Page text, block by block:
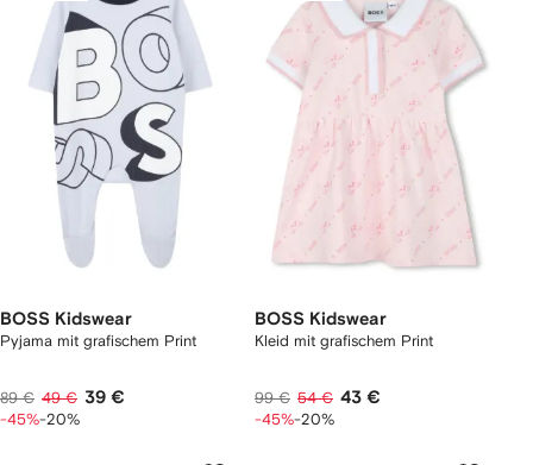
BOSS Kidswear
Pyjama mit grafischem Print
89 € 49 € 39 €
-45%-20%
BOSS Kidswear
Kleid mit grafischem Print
99 € 54 € 43 €
-45%-20%